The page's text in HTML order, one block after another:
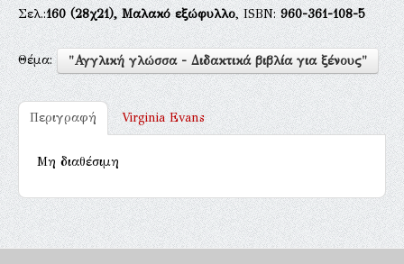
Σελ.:160(28χ21), Μαλακό εξώφυλλο, ISBN:960-361-108-5
Θέμα: "Αγγλική γλώσσα - Διδακτικά βιβλία για ξένους"
Περιγραφή Virginia Evans
Μη διαθέσιμη